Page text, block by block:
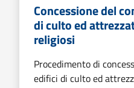
Concessione del
di culto ed
religiosi
Procedimento di
edifici di culto ed